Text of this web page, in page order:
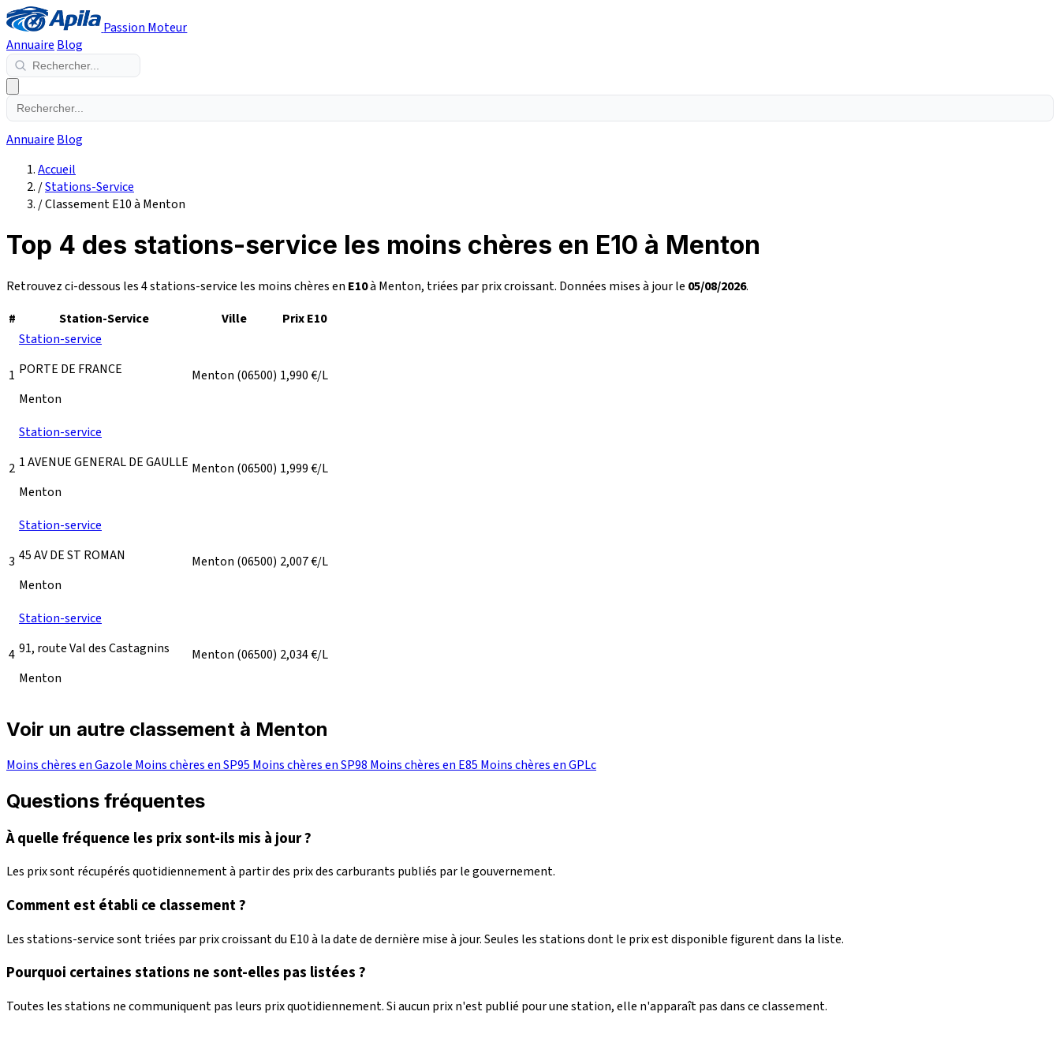
Passion Moteur
Annuaire Blog
Annuaire Blog
Accueil
/Stations-Service
/Classement E10 à Menton
Top 4 des stations-service les moins chères en E10 à Menton
Retrouvez ci-dessous les 4 stations-service les moins chères en E10à Menton, triées par prix croissant. Données mises à jour le 05/08/2026.
#
Station-Service Ville Prix E10
1
Station-service
PORTE DE FRANCE
Menton
Menton (06500) 1,990€/L
2
Station-service
1 AVENUE GENERAL DE GAULLE
Menton
Menton (06500) 1,999€/L
3
Station-service
45 AV DE ST ROMAN
Menton
Menton (06500) 2,007€/L
4
Station-service
91, route Val des Castagnins
Menton
Menton (06500) 2,034€/L
Voir un autre classement à Menton
Moins chères en Gazole Moins chères en SP95 Moins chères en SP98 Moins chères en E85 Moins chères en GPLc
Questions fréquentes
À quelle fréquence les prix sont-ils mis à jour ?
Les prix sont récupérés quotidiennement à partir des prix des carburants publiés par le gouvernement.
Comment est établi ce classement ?
Les stations-service sont triées par prix croissant du E10 à la date de dernière mise à jour. Seules les stations dont le prix est disponible figurent dans la liste.
Pourquoi certaines stations ne sont-elles pas listées ?
Toutes les stations ne communiquent pas leurs prix quotidiennement. Si aucun prix n'est publié pour une station, elle n'apparaît pas dans ce classement.